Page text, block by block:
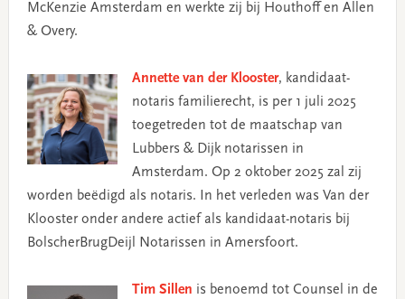
McKenzie Amsterdam en werkte zij bij Houthoff en Allen
& Overy.
Annette van der Klooster, kandidaat-
notaris familierecht, is per 1 juli 2025
toegetreden tot de maatschap van
Lubbers & Dijk notarissen in
Amsterdam. Op 2 oktober 2025 zal zij
worden beëdigd als notaris. In het verleden was Van der
Klooster onder andere actief als kandidaat-notaris bij
BolscherBrugDeijl Notarissen in Amersfoort.
Tim Sillen is benoemd tot Counsel in de